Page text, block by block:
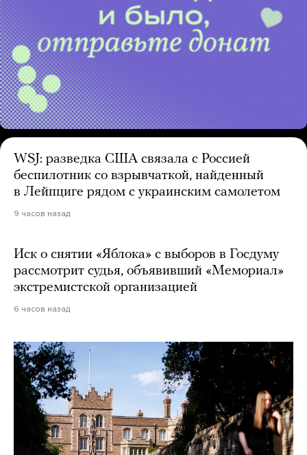
WSJ: разведка США связала с Россией
беспилотник со взрывчаткой, найденный
в Лейпциге рядом с украинским самолетом
9 часов назад
Иск о снятии «Яблока» с выборов в Госдуму
рассмотрит судья, объявивший «Мемориал»
экстремистской организацией
6 часов назад